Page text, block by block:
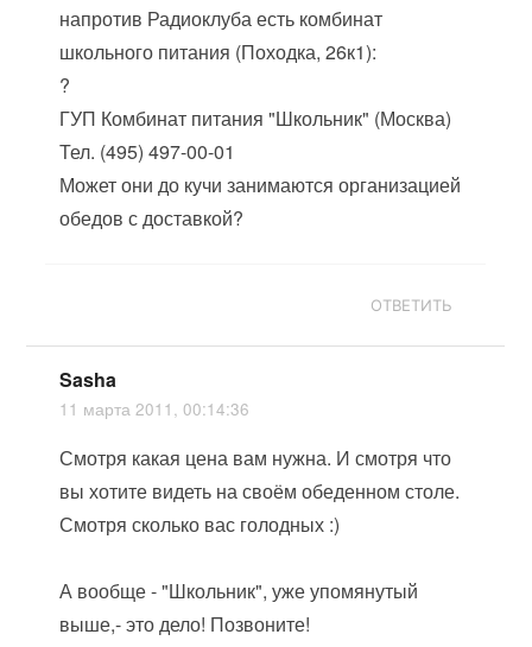
напротив Радиоклуба есть комбинат
школьного питания (Походка, 26к1):
?
ГУП Комбинат питания "Школьник" (Москва)
Тел. (495) 497-00-01
Может они до кучи занимаются организацией
обедов с доставкой?
ОТВЕТИТЬ
Sasha
11 марта 2011, 00:14:36
Смотря какая цена вам нужна. И смотря что
вы хотите видеть на своём обеденном столе.
Смотря сколько вас голодных :)
А вообще - "Школьник", уже упомянутый
выше,- это дело! Позвоните!